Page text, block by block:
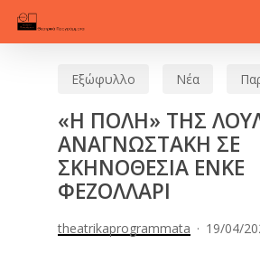
Skip
Εξώφυλλο Νέα
«H ΠΟΛΗ» ΤΗΣ
ΑΝΑΓΝΩΣΤΑΚΗ ΣΕ
ΣΚΗΝΟΘΕΣΙΑ ΕΝΚΕ
ΦΕΖΟΛΛΑΡΙ
theatrikaprogrammata 19/04/